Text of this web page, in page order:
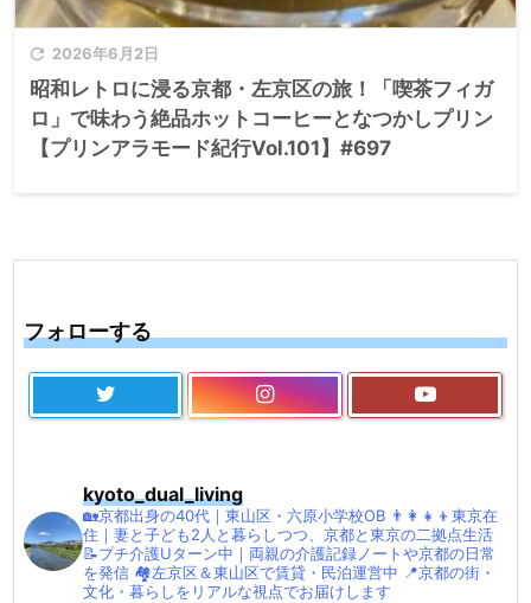
 2026年6月2日
昭和レトロに浸る京都・左京区の旅！「喫茶フィガ
ロ」で味わう絶品ホットコーヒーとなつかしプリン
【プリンアラモード紀行Vol.101】#697
フォローする
kyoto_dual_living
🏡京都出身の40代｜東山区・六原小学校OB 👨‍👩‍👧‍👦東京在
住｜妻と子ども2人と暮らしつつ、京都と東京の二拠点生活
📝プチ介護Uターン中｜両親の介護記録ノートや京都の日常
を発信 🏘左京区＆東山区で賃貸・民泊運営中 📍京都の街・
文化・暮らしをリアルな視点でお届けします